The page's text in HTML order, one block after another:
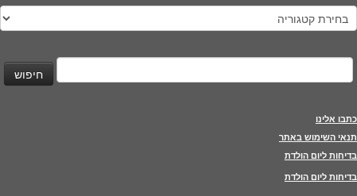
קטגוריות
חיפוש:
כתבו אלינו
תנאי השימוש באתר
בדיחות ליום הולדת
בדיחות ליום הולדת